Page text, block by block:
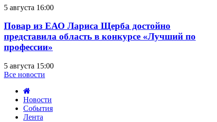
5 августа 16:00
Повар из ЕАО Лариса Щерба достойно
представила область в конкурсе «Лучший по
профессии»
5 августа 15:00
Все новости
Новости
События
Лента